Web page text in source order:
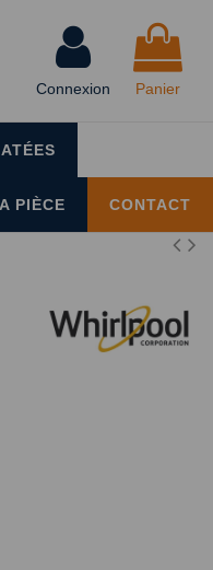
Connexion Panier
CONTACT
PIÈCE